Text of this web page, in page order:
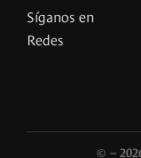
Síganos en
Redes
© –